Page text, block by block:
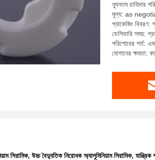
ন্যূনতম চাহিদার
মূল্য: as
প্যাকেজিং
ডেলিভারি সময়:
পরিশোধের শর্ত:
যোগানের ক্ষমতা:
সিরামিক, উচ্চ বৈদ্যুতিক নিরোধক অ্যালুমিনিয়াম সিরামিক,